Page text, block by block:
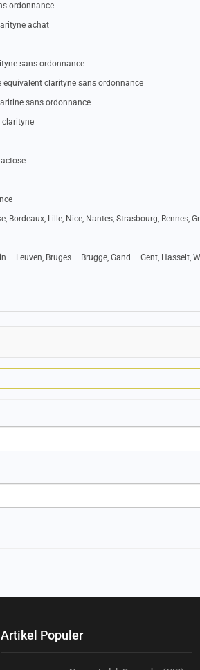
ordonnance
achat
sans ordonnance
clarityne sans ordonnance
sans ordonnance
clarityne
Bordeaux, Lille, Nice, Nantes, Strasbourg, Rennes,
– Leuven, Bruges – Brugge, Gand – Gent, Hasselt,
Artikel Populer